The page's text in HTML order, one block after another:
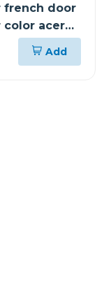
french door
color acero
Add